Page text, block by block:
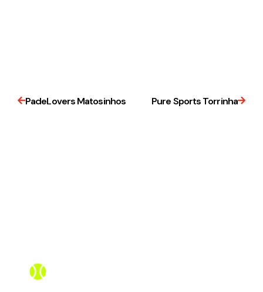
PadeLovers Matosinhos Pure Sports Torrinha